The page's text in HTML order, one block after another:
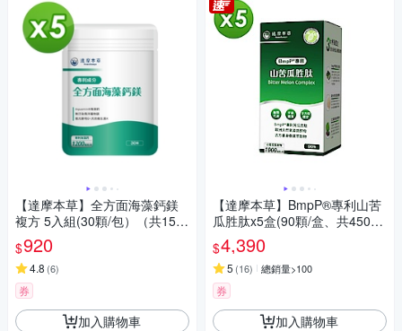
【達摩本草】全方面海藻鈣鎂
複方 5入組(30顆/包）（共150
顆)
$920
4.8 (6)
券
加入購物車
【達摩本草】BmpP®專利山苦
瓜胜肽x5盒(90顆/盒、共450
顆)
$4,390
5 (16) 總銷量>100
券
加入購物車